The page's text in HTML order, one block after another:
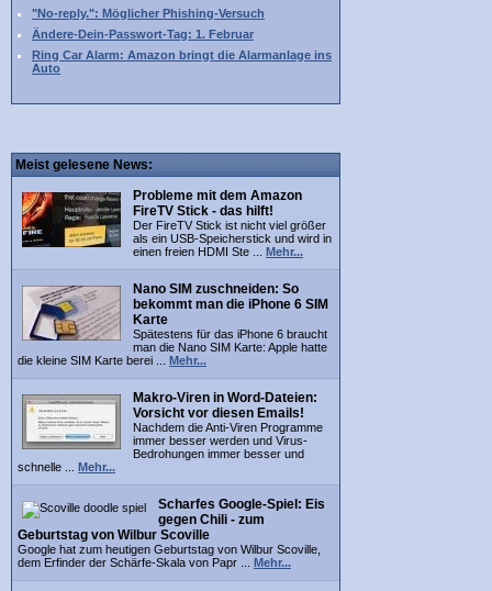
"No-reply.": Möglicher Phishing-Versuch
Ändere-Dein-Passwort-Tag: 1. Februar
Ring Car Alarm: Amazon bringt die Alarmanlage ins
Auto
Meist gelesene News:
Probleme mit dem Amazon
FireTV Stick - das hilft!
Der FireTV Stick ist nicht viel größer
als ein USB-Speicherstick und wird in
einen freien HDMI Ste ... Mehr...
Nano SIM zuschneiden: So
bekommt man die iPhone 6 SIM
Karte
Spätestens für das iPhone 6 braucht
man die Nano SIM Karte: Apple hatte
die kleine SIM Karte berei ... Mehr...
Makro-Viren in Word-Dateien:
Vorsicht vor diesen Emails!
Nachdem die Anti-Viren Programme
immer besser werden und Virus-
Bedrohungen immer besser und
schnelle ... Mehr...
Scharfes Google-Spiel: Eis
gegen Chili - zum
Geburtstag von Wilbur Scoville
Google hat zum heutigen Geburtstag von Wilbur Scoville,
dem Erfinder der Schärfe-Skala von Papr ... Mehr...